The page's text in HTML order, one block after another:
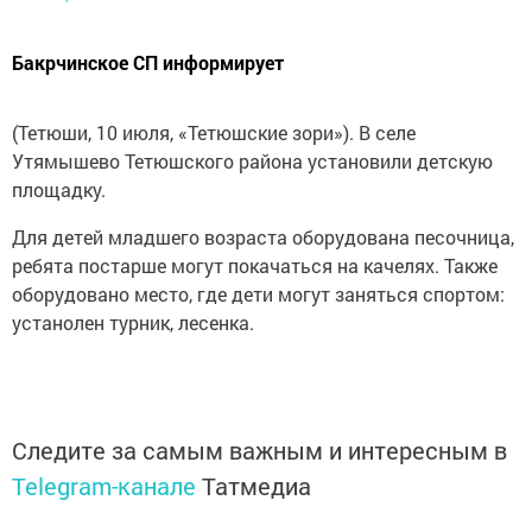
Бакрчинское СП информирует
(Тетюши, 10 июля, «Тетюшские зори»). В селе
Утямышево Тетюшского района установили детскую
площадку.
Для детей младшего возраста оборудована песочница,
ребята постарше могут покачаться на качелях. Также
оборудовано место, где дети могут заняться спортом:
устанолен турник, лесенка.
Следите за самым важным и интересным в
Telegram-канале Татмедиа